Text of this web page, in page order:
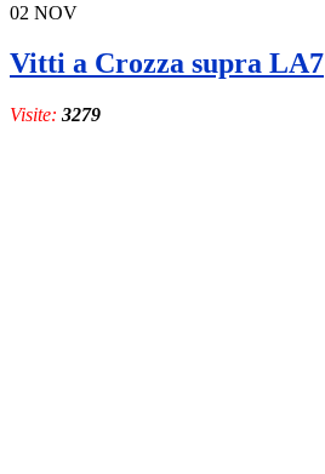
02 NOV
Vitti a Crozza supra LA7
Visite: 3279